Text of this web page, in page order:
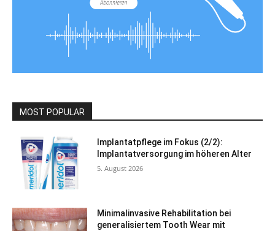
MOST POPULAR
Implantatpflege im Fokus (2/2):
Implantatversorgung im höheren Alter
5. August 2026
Minimalinvasive Rehabilitation bei
generalisiertem Tooth Wear mit